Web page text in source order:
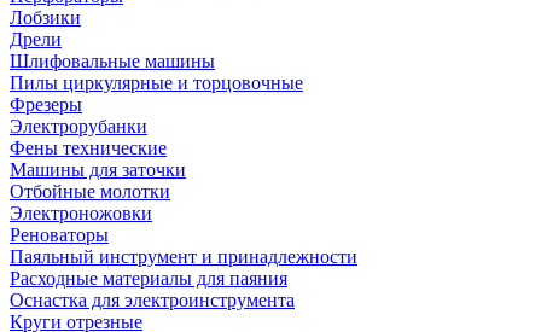
Лобзики
Дрели
Шлифовальные машины
Пилы циркулярные и торцовочные
Фрезеры
Электрорубанки
Фены технические
Машины для заточки
Отбойные молотки
Электроножовки
Реноваторы
Паяльный инструмент и принадлежности
Расходные материалы для паяния
Оснастка для электроинструмента
Круги отрезные